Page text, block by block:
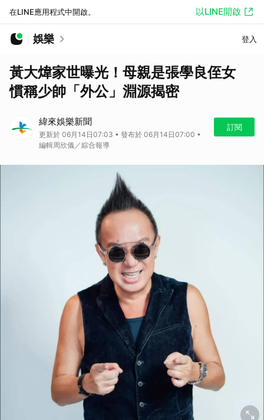
在LINE應用程式中開啟。 以LINE開啟
娛樂 登入
黃大煒家世曝光！母親是張學良侄女
慣稱少帥「外公」淵源揭密
緯來娛樂新聞
更新於 06月14日07:03 • 發布於 06月14日07:00 •
編輯周欣儀／綜合報導
訂閱